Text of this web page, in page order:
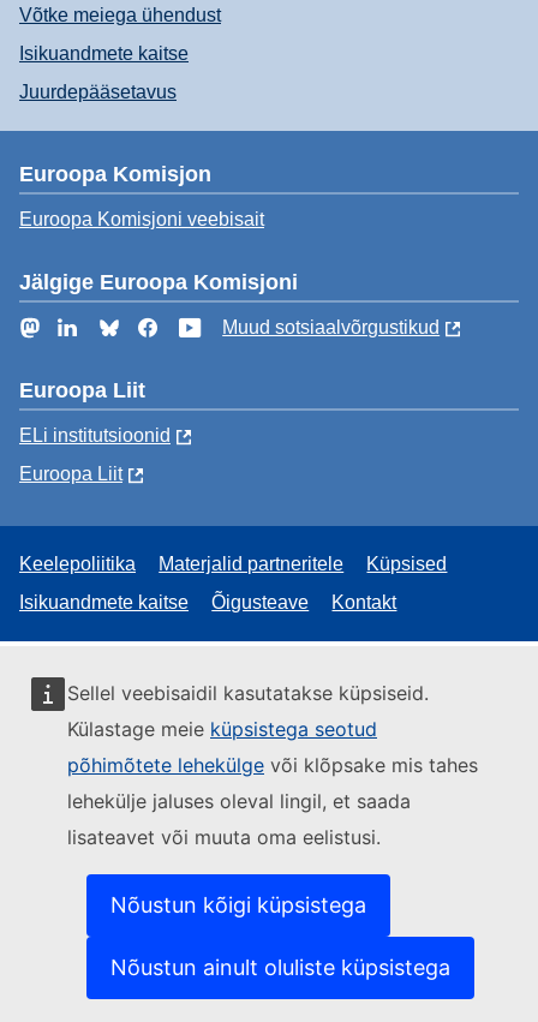
Sellel veebisaidil kasutatakse küpsiseid.
Külastage meie küpsistega seotud
põhimõtete lehekülge või klõpsake mis tahes
lehekülje jaluses oleval lingil, et saada
lisateavet või muuta oma eelistusi.
Nõustun kõigi küpsistega
Nõustun ainult oluliste küpsistega
Võtke meiega ühendust
Isikuandmete kaitse
Juurdepääsetavus
Euroopa Komisjon
Euroopa Komisjoni veebisait
Jälgige Euroopa Komisjoni
MastodonLinkedInBlueskyFacebookYouTube
Muud sotsiaalvõrgustikud
Euroopa Liit
ELi institutsioonid
Euroopa Liit
Keelepoliitika Materjalid partneritele
Küpsised
Isikuandmete kaitse
Õigusteave Kontakt